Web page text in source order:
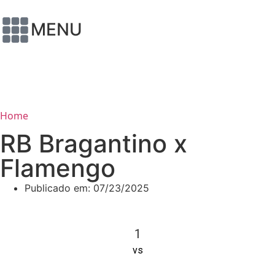
MENU
Home
RB Bragantino x
Flamengo
Publicado em: 07/23/2025
1
vs